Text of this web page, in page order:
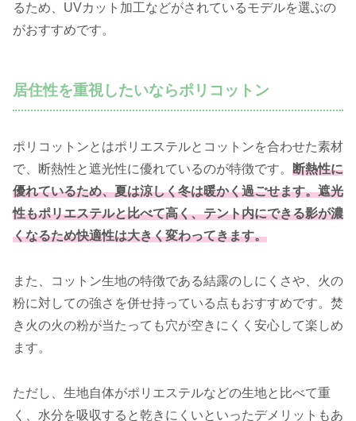
るため、UVカット加工などがされているモデルを選ぶの
がおすすめです。
居住性を重視したいならポリコットン
ポリコットンとはポリエステルとコットンを合わせた素材
で、断熱性と遮光性に優れているのが特徴です。 断熱性に
優れているため、夏は涼しく冬は暖かく過ごせます。遮光
性もポリエステルと比べて高く、テント内にできる影が濃
くなるため快適性は大きく変わってきます。
また、コットン生地の特徴である結露のしにくさや、火の
粉に対しての強さを併せ持っている点もおすすめです。焚
き火の火の粉が当たっても穴が空きにくく安心して楽しめ
ます。
ただし、生地自体がポリエステルなどの生地と比べて重
く、水分を吸収すると乾きにくいといったデメリットもあ